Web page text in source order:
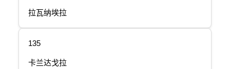
拉瓦纳埃拉
135
卡兰达戈拉